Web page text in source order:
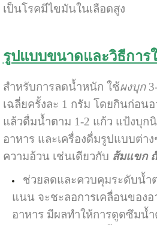
เป็นโรคมีไขมันในเลือดสูง
รูปแบบขนาดและวิธีการ
สำหรับการลดน้ำหนัก ใช้ผงบุก
เฉลี่ยครั้งละ 1 กรัม โดยกินก่อน
แล้วดื่มน้ำตาม 1-2 แก้ว แป้งบุ
อาหาร และเครื่องดื่มรูปแบบต่า
ความอ้วน เช่นเดียวกับ ส้มแขก
ช่วยลดและควบคุมระดับน้ำ
แนน จะชะลอการเคลื่อนของอ
อาหาร มีผลทำให้การดูดซึมน้